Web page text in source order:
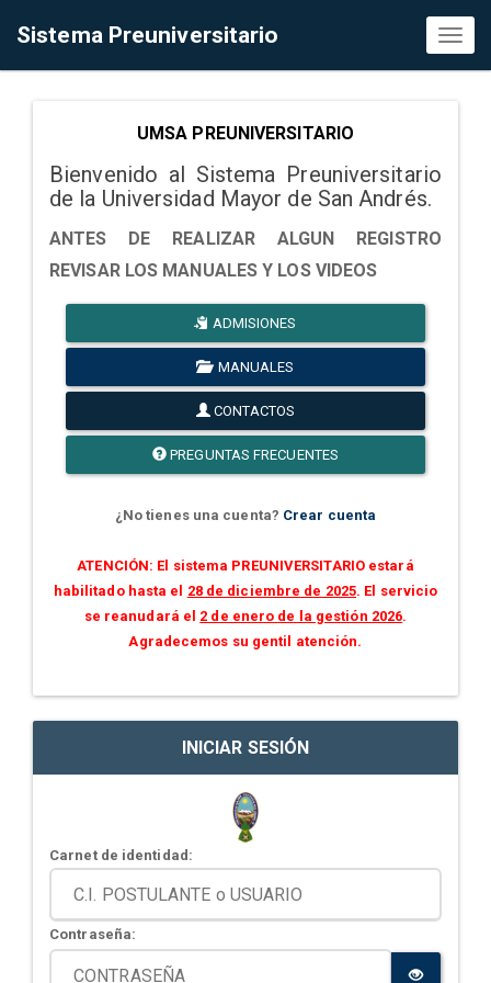
Sistema Preuniversitario
UMSA PREUNIVERSITARIO
Bienvenido al Sistema Preuniversitario
de la Universidad Mayor de San Andrés.
ANTES DE REALIZAR ALGUN REGISTRO
REVISAR LOS MANUALES Y LOS VIDEOS
ADMISIONES
MANUALES
CONTACTOS
PREGUNTAS FRECUENTES
¿No tienes una cuenta? Crear cuenta
ATENCIÓN: El sistema PREUNIVERSITARIO estará
habilitado hasta el 28 de diciembre de 2025. El servicio
se reanudará el 2 de enero de la gestión 2026.
Agradecemos su gentil atención.
INICIAR SESIÓN
Carnet de identidad:
Contraseña: